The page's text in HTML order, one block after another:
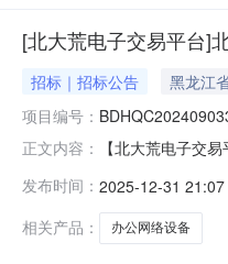
[北大荒电子交易平台]
招标｜招标公告 黑龙江
项目编号：
正文内容：
【北大荒电子交
实施地点及交货
满
发布时间： 2025-12-31 21:07
相关产品：
办公网络设备